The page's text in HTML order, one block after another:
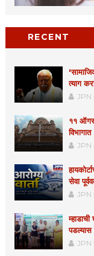
RECENT
त्याग
JPN
११
JPN
सेवा
JPN
पडल्यास
JPN